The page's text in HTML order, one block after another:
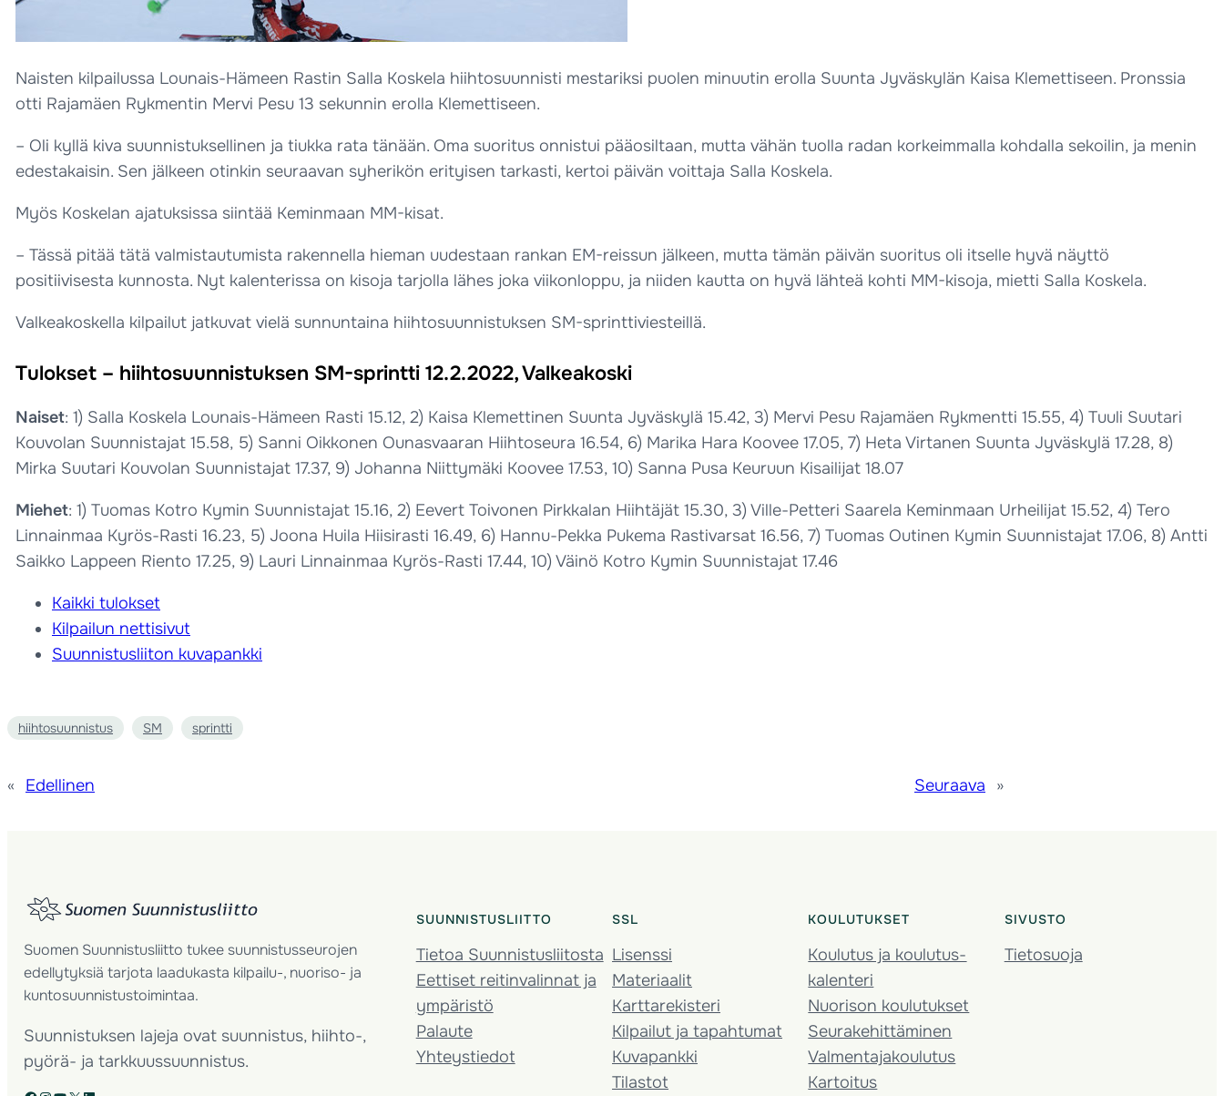
Naisten kilpailussa Lounais-Hämeen Rastin Salla Koskela hiihtosuunnisti mestariksi puolen minuutin erolla Suunta Jyväskylän Kaisa Klemettiseen. Pronssia
otti Rajamäen Rykmentin Mervi Pesu 13 sekunnin erolla Klemettiseen.
– Oli kyllä kiva suunnistuksellinen ja tiukka rata tänään. Oma suoritus onnistui pääosiltaan, mutta vähän tuolla radan korkeimmalla kohdalla sekoilin, ja menin
edestakaisin. Sen jälkeen otinkin seuraavan syherikön erityisen tarkasti, kertoi päivän voittaja Salla Koskela.
Myös Koskelan ajatuksissa siintää Keminmaan MM-kisat.
– Tässä pitää tätä valmistautumista rakennella hieman uudestaan rankan EM-reissun jälkeen, mutta tämän päivän suoritus oli itselle hyvä näyttö
positiivisesta kunnosta. Nyt kalenterissa on kisoja tarjolla lähes joka viikonloppu, ja niiden kautta on hyvä lähteä kohti MM-kisoja, mietti Salla Koskela.
Valkeakoskella kilpailut jatkuvat vielä sunnuntaina hiihtosuunnistuksen SM-sprinttiviesteillä.
Tulokset – hiihtosuunnistuksen SM-sprintti 12.2.2022, Valkeakoski
Naiset: 1) Salla Koskela Lounais-Hämeen Rasti 15.12, 2) Kaisa Klemettinen Suunta Jyväskylä 15.42, 3) Mervi Pesu Rajamäen Rykmentti 15.55, 4) Tuuli Suutari
Kouvolan Suunnistajat 15.58, 5) Sanni Oikkonen Ounasvaaran Hiihtoseura 16.54, 6) Marika Hara Koovee 17.05, 7) Heta Virtanen Suunta Jyväskylä 17.28, 8)
Mirka Suutari Kouvolan Suunnistajat 17.37, 9) Johanna Niittymäki Koovee 17.53, 10) Sanna Pusa Keuruun Kisailijat 18.07
Miehet: 1) Tuomas Kotro Kymin Suunnistajat 15.16, 2) Eevert Toivonen Pirkkalan Hiihtäjät 15.30, 3) Ville-Petteri Saarela Keminmaan Urheilijat 15.52, 4) Tero
Linnainmaa Kyrös-Rasti 16.23, 5) Joona Huila Hiisirasti 16.49, 6) Hannu-Pekka Pukema Rastivarsat 16.56, 7) Tuomas Outinen Kymin Suunnistajat 17.06, 8) Antti
Saikko Lappeen Riento 17.25, 9) Lauri Linnainmaa Kyrös-Rasti 17.44, 10) Väinö Kotro Kymin Suunnistajat 17.46
Kaikki tulokset
Kilpailun nettisivut
Suunnistusliiton kuvapankki
hiihtosuunnistus SM sprintti
« Edellinen Seuraava »
Suomen Suunnistusliitto tukee suunnistusseurojen
edellytyksiä tarjota laadukasta kilpailu-, nuoriso- ja
kuntosuunnistustoimintaa.
Suunnistuksen lajeja ovat suunnistus, hiihto-,
pyörä- ja tarkkuussuunnistus.
SUUNNISTUSLIITTO
Tietoa Suunnistusliitosta
Eettiset reitinvalinnat ja
ympäristö
Palaute
Yhteystiedot
SSL
Lisenssi
Materiaalit
Karttarekisteri
Kilpailut ja tapahtumat
Kuvapankki
Tilastot
KOULUTUKSET
Koulutus ja koulutus­
kalenteri
Nuorison koulutukset
Seura­kehittäminen
Valmentaja­koulutus
Kartoitus
SIVUSTO
Tietosuoja